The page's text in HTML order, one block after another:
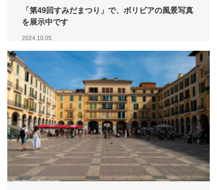
「第49回すみだまつり」で、ボリビアの風景写真
を展示中です
2024.10.05